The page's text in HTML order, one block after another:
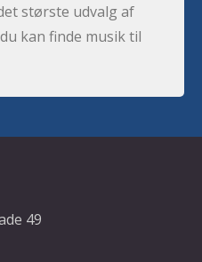
største udvalg af
kan finde musik til
49